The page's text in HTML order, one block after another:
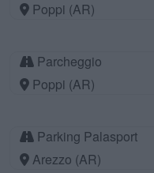
Poppi (AR)
Parcheggio
Poppi (AR)
Parking Palasport
Arezzo (AR)